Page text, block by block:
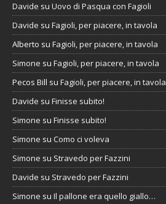
Davide su Uovo di Pasqua con Fagioli
Davide su Fagioli, per piacere, in tavola
Alberto su Fagioli, per piacere, in tavola
Simone su Fagioli, per piacere, in tavola
Pecos Bill su Fagioli, per piacere, in tavola
Davide su Finisse subito!
Simone su Finisse subito!
Simone su Como ci voleva
Simone su Stravedo per Fazzini
Davide su Stravedo per Fazzini
Simone su Il pallone era quello giallo…